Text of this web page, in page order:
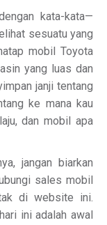
kata-kata—
sesuatu yang
mobil Toyota
yang luas dan
janji tentang
ke mana kau
dan mobil apa
jangan biarkan
sales mobil
di website ini.
ini adalah awal